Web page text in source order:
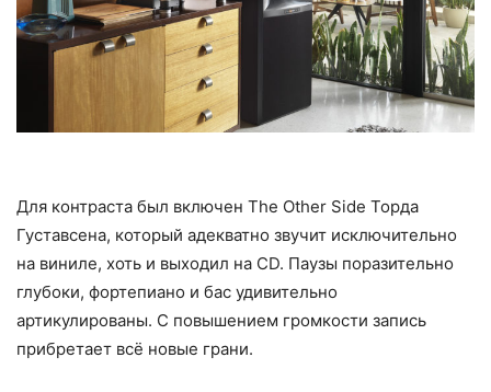
Для контраста был включен The Other Side Торда
Густавсена, который адекватно звучит исключительно
на виниле, хоть и выходил на CD. Паузы поразительно
глубоки, фортепиано и бас удивительно
артикулированы. С повышением громкости запись
прибретает всё новые грани.